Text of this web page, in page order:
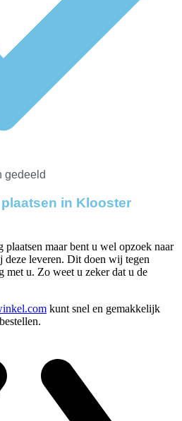
gedeeld
in Klooster
maar bent u wel opzoek naar
deze leveren. Dit doen wij tegen
met u. Zo weet u zeker dat u de
kunt snel en gemakkelijk